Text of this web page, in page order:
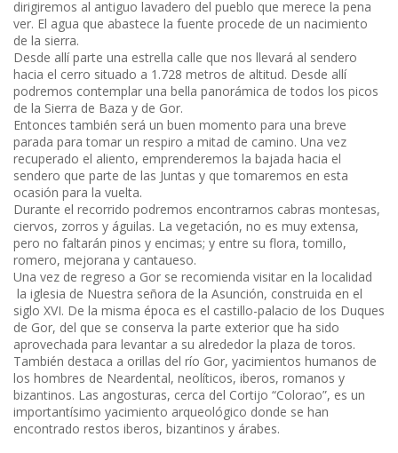
dirigiremos al antiguo lavadero del pueblo que merece la pena
ver. El agua que abastece la fuente procede de un nacimiento
de la sierra.
Desde allí parte una estrella calle que nos llevará al sendero
hacia el cerro situado a 1.728 metros de altitud. Desde allí
podremos contemplar una bella panorámica de todos los picos
de la Sierra de Baza y de Gor.
Entonces también será un buen momento para una breve
parada para tomar un respiro a mitad de camino. Una vez
recuperado el aliento, emprenderemos la bajada hacia el
sendero que parte de las Juntas y que tomaremos en esta
ocasión para la vuelta.
Durante el recorrido podremos encontrarnos cabras montesas,
ciervos, zorros y águilas. La vegetación, no es muy extensa,
pero no faltarán pinos y encimas; y entre su flora, tomillo,
romero, mejorana y cantaueso.
Una vez de regreso a Gor se recomienda visitar en la localidad
la iglesia de Nuestra señora de la Asunción, construida en el
siglo XVI. De la misma época es el castillo-palacio de los Duques
de Gor, del que se conserva la parte exterior que ha sido
aprovechada para levantar a su alrededor la plaza de toros.
También destaca a orillas del río Gor, yacimientos humanos de
los hombres de Neardental, neolíticos, iberos, romanos y
bizantinos. Las angosturas, cerca del Cortijo “Colorao”, es un
importantísimo yacimiento arqueológico donde se han
encontrado restos iberos, bizantinos y árabes.